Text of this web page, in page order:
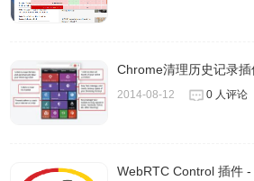
Chrome清理历史记录
2014-08-12 0 人评论
WebRTC Control 插件